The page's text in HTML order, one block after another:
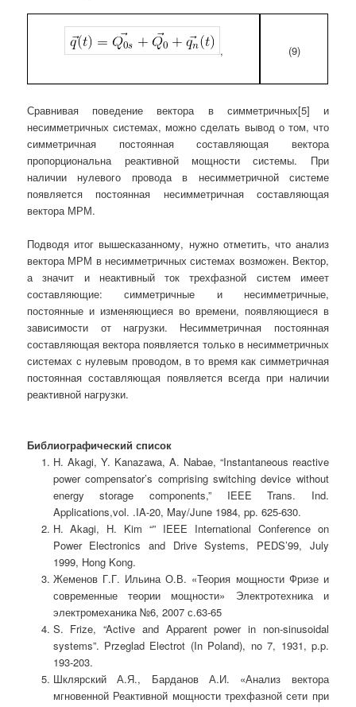
, (9)
Сравнивая поведение вектора в симметричных[5] и
несимметричных системах, можно сделать вывод о том, что
симметричная постоянная составляющая вектора
пропорциональна реактивной мощности системы. При
наличии нулевого провода в несимметричной системе
появляется постоянная несимметричная составляющая
вектора МРМ.
Подводя итог вышесказанному, нужно отметить, что анализ
вектора МРМ в несимметричных системах возможен. Вектор,
а значит и неактивный ток трехфазной систем имеет
составляющие: симметричные и несимметричные,
постоянные и изменяющиеся во времени, появляющиеся в
зависимости от нагрузки. Несимметричная постоянная
составляющая вектора появляется только в несимметричных
системах с нулевым проводом, в то время как симметричная
постоянная составляющая появляется всегда при наличии
реактивной нагрузки.
Библиографический список
H. Akagi, Y. Kanazawa, A. Nabae, “Instantaneous reactive
power compensator’s comprising switching device without
energy storage components,” IEEE Trans. Ind.
Applications,vol. .IA-20, May/June 1984, pp. 625-630.
H. Akagi, H. Kim “” IEEE International Conference on
Power Electronics and Drive Systems, PEDS’99, July
1999, Hong Kong.
Жеменов Г.Г. Ильина О.В. «Теория мощности Фризе и
современные теории мощности» Электротехника и
электромеханика №6, 2007 с.63-65
S. Frize, “Active and Apparent power in non-sinusoidal
systems”. Przeglad Electrot (In Poland), no 7, 1931, p.p.
193-203.
Шклярский А.Я., Барданов А.И. «Анализ вектора
мгновенной Реактивной мощности трехфазной сети при